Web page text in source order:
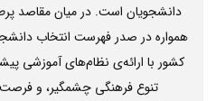
دانشجویان است. در میان مقاصد
همواره در صدر فهرست انتخاب
کشور با ارائه‌ی نظام‌های آموزشی
تنوع فرهنگی چشمگیر، و